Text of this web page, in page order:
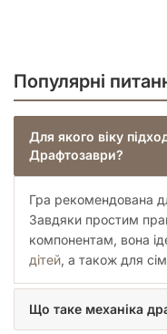
Популярні
Для якого віку
Драфтозаври?
Гра рекомендована
Завдяки простим
компонентам, вона
дітей, а також для
Що таке механіка